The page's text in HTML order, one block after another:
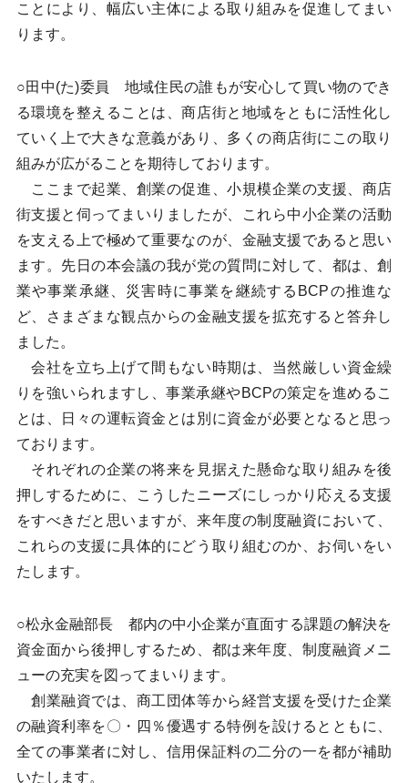
ことにより、幅広い主体による取り組みを促進してまい
ります。
○田中(た)委員 地域住民の誰もが安心して買い物のでき
る環境を整えることは、商店街と地域をともに活性化し
ていく上で大きな意義があり、多くの商店街にこの取り
組みが広がることを期待しております。
ここまで起業、創業の促進、小規模企業の支援、商店
街支援と伺ってまいりましたが、これら中小企業の活動
を支える上で極めて重要なのが、金融支援であると思い
ます。先日の本会議の我が党の質問に対して、都は、創
業や事業承継、災害時に事業を継続するBCPの推進な
ど、さまざまな観点からの金融支援を拡充すると答弁し
ました。
会社を立ち上げて間もない時期は、当然厳しい資金繰
りを強いられますし、事業承継やBCPの策定を進めるこ
とは、日々の運転資金とは別に資金が必要となると思っ
ております。
それぞれの企業の将来を見据えた懸命な取り組みを後
押しするために、こうしたニーズにしっかり応える支援
をすべきだと思いますが、来年度の制度融資において、
これらの支援に具体的にどう取り組むのか、お伺いをい
たします。
○松永金融部長 都内の中小企業が直面する課題の解決を
資金面から後押しするため、都は来年度、制度融資メニ
ューの充実を図ってまいります。
創業融資では、商工団体等から経営支援を受けた企業
の融資利率を〇・四％優遇する特例を設けるとともに、
全ての事業者に対し、信用保証料の二分の一を都が補助
いたします。